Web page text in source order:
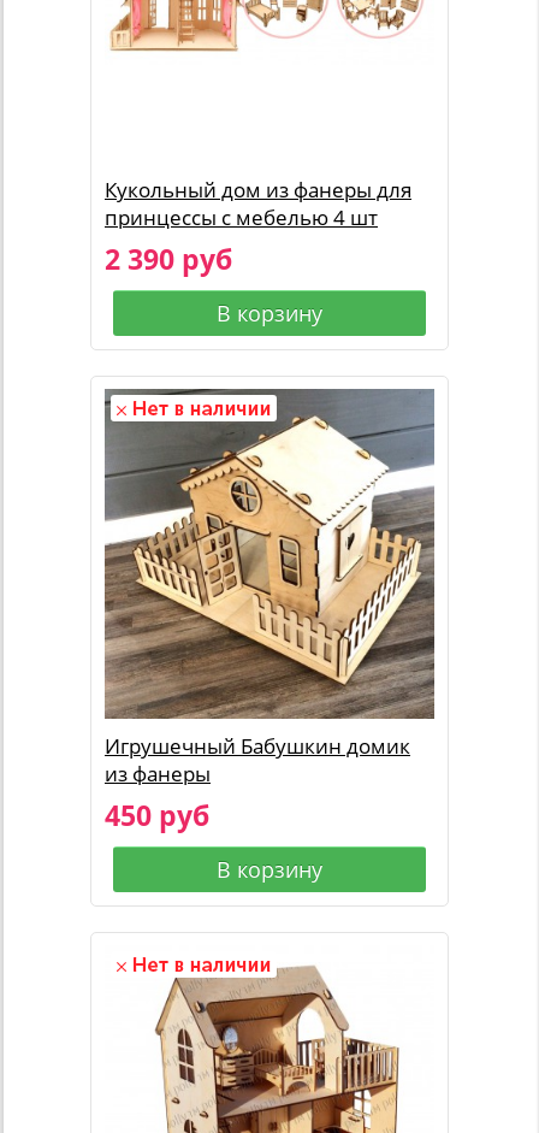
Кукольный дом из фанеры для
принцессы с мебелью 4 шт
2 390 руб
В корзину
Игрушечный Бабушкин домик
из фанеры
450 руб
В корзину